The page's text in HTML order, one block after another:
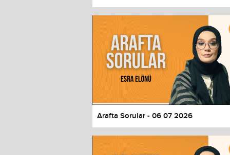
Window
Color
Transparency
Font Size
Text Edge Style
Font Family
Resetrestore all settings to the default
Close Modal Dialog
End of dialog window.
Arafta Sorular - 06 07 2026